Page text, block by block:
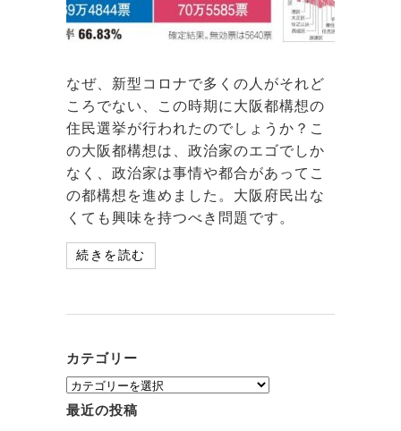
なぜ、新型コロナで多くの人がそれど
ころでない、この時期に大阪都構想の
住民選挙が行われたのでしょうか？こ
の大阪都構想は、政治家のエゴでしか
なく、政治家は事情や都合があってこ
の都構想を進めました。大阪府民出な
くても興味を持つべき問題です。
続きを読む
カテゴリー
カ
テ
ゴ
最近の投稿